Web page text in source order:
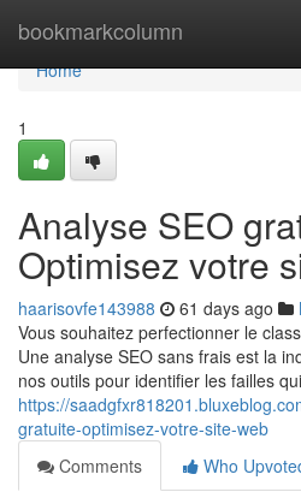
bookmarkcolumn
Home
Home
1
Analyse SEO
Optimisez votre
haarisovfe143988 61 days ago
Vous souhaitez perfectionner le
Une analyse SEO sans frais est la
nos outils pour identifier les failles
https://
gratuite-optimisez-votre-site-web
Comments
Who